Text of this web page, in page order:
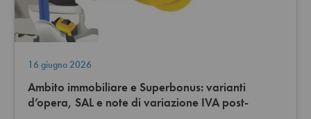
16 giugno 2026
Ambito immobiliare e Superbonus: varianti
d’opera, SAL e note di variazione IVA post-